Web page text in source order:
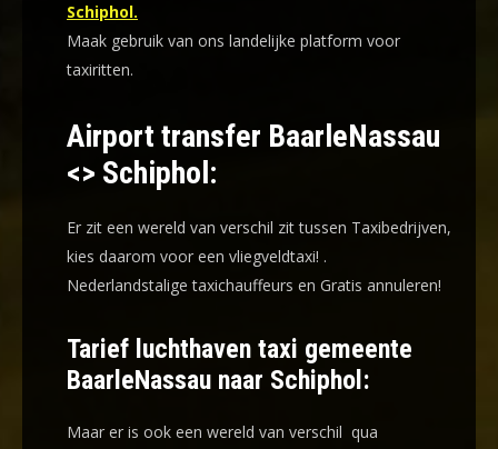
Schiphol.
Maak gebruik van ons landelijke platform voor
taxiritten.
Airport transfer BaarleNassau
<> Schiphol:
Er zit een wereld van verschil zit tussen Taxibedrijven,
kies daarom voor een vliegveldtaxi! .
Nederlandstalige taxichauffeurs en Gratis annuleren!
Tarief luchthaven taxi gemeente
BaarleNassau naar Schiphol:
Maar er is ook een wereld van verschil qua